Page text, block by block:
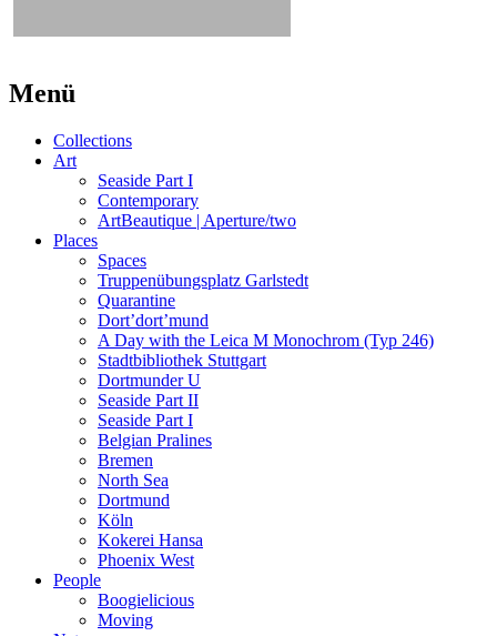
Navigation
U
West→
Menü
Collections
Art
Seaside Part I
Contemporary
ArtBeautique | Aperture/two
Places
Spaces
Truppenübungsplatz Garlstedt
Quarantine
Dort’dort’mund
A Day with the Leica M Monochrom (Typ 246)
Stadtbibliothek Stuttgart
Dortmunder U
Seaside Part II
Seaside Part I
Belgian Pralines
Bremen
North Sea
Dortmund
Köln
Kokerei Hansa
Phoenix West
People
Boogielicious
Moving